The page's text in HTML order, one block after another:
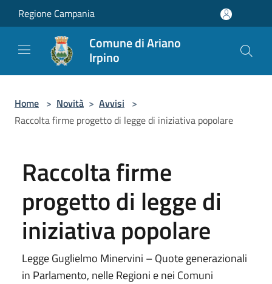
Salta al contenuto principale
Regione Campania
Comune di Ariano
Irpino
Home > Novità > Avvisi >
Raccolta firme progetto di legge di iniziativa popolare
Raccolta firme
progetto di legge di
iniziativa popolare
Legge Guglielmo Minervini – Quote generazionali
in Parlamento, nelle Regioni e nei Comuni